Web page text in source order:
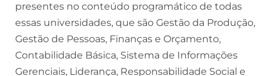
presentes no conteúdo programático de todas
essas universidades, que são Gestão da Produção,
Gestão de Pessoas, Finanças e Orçamento,
Contabilidade Básica, Sistema de Informações
Gerenciais, Liderança, Responsabilidade Social e